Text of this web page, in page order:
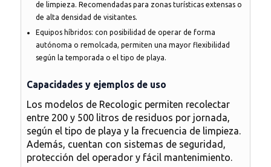
de limpieza. Recomendadas para zonas turísticas extensas o
de alta densidad de visitantes.
Equipos híbridos: con posibilidad de operar de forma
autónoma o remolcada, permiten una mayor flexibilidad
según la temporada o el tipo de playa.
Capacidades y ejemplos de uso
Los modelos de Recologic permiten recolectar
entre 200 y 500 litros de residuos por jornada,
según el tipo de playa y la frecuencia de limpieza.
Además, cuentan con sistemas de seguridad,
protección del operador y fácil mantenimiento.